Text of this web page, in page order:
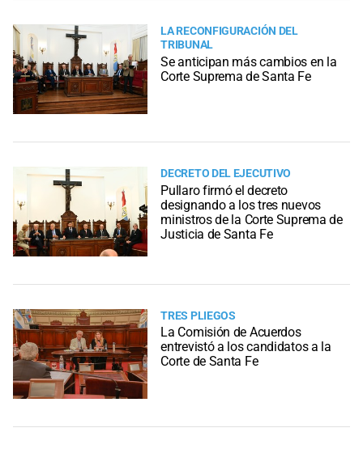
LA RECONFIGURACIÓN DEL
TRIBUNAL
Se anticipan más cambios en la
Corte Suprema de Santa Fe
DECRETO DEL EJECUTIVO
Pullaro firmó el decreto
designando a los tres nuevos
ministros de la Corte Suprema de
Justicia de Santa Fe
TRES PLIEGOS
La Comisión de Acuerdos
entrevistó a los candidatos a la
Corte de Santa Fe